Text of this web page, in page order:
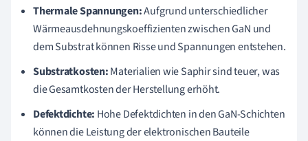
Thermale Spannungen:Aufgrund unterschiedlicher
Wärmeausdehnungskoeffizienten zwischen GaN und
dem Substrat können Risse und Spannungen entstehen.
Substratkosten:Materialien wie Saphir sind teuer, was
die Gesamtkosten der Herstellung erhöht.
Defektdichte: Hohe Defektdichten in den GaN-Schichten
können die Leistung der elektronischen Bauteile